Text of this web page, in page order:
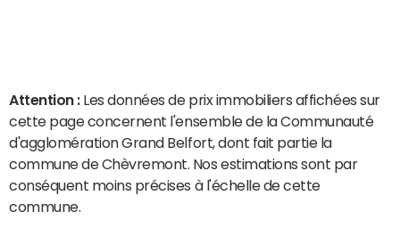
Attention : Les données de prix immobiliers affichées sur
cette page concernent l'ensemble de la Communauté
d'agglomération Grand Belfort, dont fait partie la
commune de Chèvremont. Nos estimations sont par
conséquent moins précises à l'échelle de cette
commune.